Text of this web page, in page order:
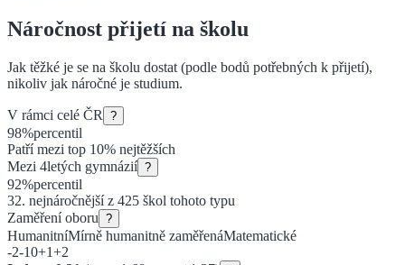
Náročnost přijetí na školu
Jak těžké je se na školu dostat (podle bodů potřebných k přijetí),
nikoliv jak náročné je studium.
V rámci celé ČR ?
98%percentil
Patří mezi top 10% nejtěžších
Mezi 4letých gymnázií ?
92%percentil
32. nejnáročnější z 425 škol tohoto typu
Zaměření oboru ?
HumanitníMírně humanitně zaměřenáMatematické
-2-10+1+2